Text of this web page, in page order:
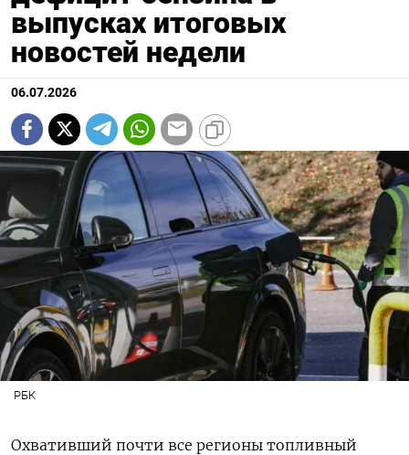
выпусках итоговых
новостей недели
06.07.2026
РБК
Охвативший почти все регионы топливный